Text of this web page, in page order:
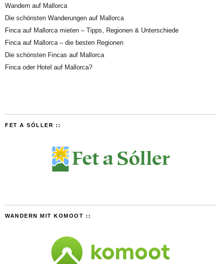
Wandern auf Mallorca
Die schönsten Wanderungen auf Mallorca
Finca auf Mallorca mieten – Tipps, Regionen & Unterschiede
Finca auf Mallorca – die besten Regionen
Die schönsten Fincas auf Mallorca
Finca oder Hotel auf Mallorca?
FET A SÓLLER ::
WANDERN MIT KOMOOT ::